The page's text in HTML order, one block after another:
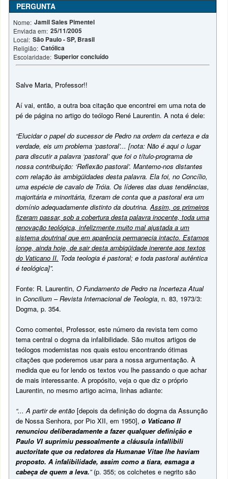
PERGUNTA
Nome: Jamil Sales Pimentel
Enviada em: 25/11/2005
Local: São Paulo - SP, Brasil
Religião: Católica
Escolaridade: Superior concluído
Salve Maria, Professor!!
Aí vai, então, a outra boa citação que encontrei em uma nota de
pé de página no artigo do teólogo René Laurentin. A nota é dele:
“Elucidar o papel do sucessor de Pedro na ordem da certeza e da
verdade, eis um problema ‘pastoral’... [nota: Não é aqui o lugar
para discutir a palavra ‘pastoral’ que foi o título-programa de
nossa contribuição: ‘Reflexão pastoral’. Mantemo-nos distantes
com relação às ambigüidades desta palavra. Ela foi, no Concílio,
uma espécie de cavalo de Tróia. Os líderes das duas tendências,
majoritária e minoritária, fizeram de conta que a pastoral era um
domínio adequadamente distinto da doutrina.Assim, os primeiros
fizeram passar, sob a cobertura desta palavra inocente, toda uma
renovação teológica, infelizmente muito mal ajustada a um
sistema doutrinal que em aparência permanecia intacto. Estamos
longe, ainda hoje, de sair desta ambigüidade inerente aos textos
do Vaticano II. Toda teologia é pastoral; e toda pastoral autêntica
é teológica]”.
Fonte: R. Laurentin,O Fundamento de Pedro na Incerteza Atual
inConcilium – Revista Internacional de Teologia, n. 83, 1973/3:
Dogma, p. 354.
Como comentei, Professor, este número da revista tem como
tema central o dogma da infalibilidade. São muitos artigos de
teólogos modernistas nos quais estou encontrando ótimas
citações que poderemos usar para a nossa argumentação. À
medida que eu for lendo os textos vou lhe passando o que achar
de mais interessante. A propósito, veja o que diz o próprio
Laurentin, no mesmo artigo acima, linhas adiante:
“... A partir de então [depois da definição do dogma da Assunção
de Nossa Senhora, por Pio XII, em 1950],o Vaticano II
renunciou deliberadamente a fazer qualquer definição e
Paulo VI suprimiu pessoalmente a cláusula infallibili
auctoritate que os redatores da Humanae Vitae lhe haviam
proposto. A infalibilidade, assim como a tiara, esmaga a
cabeça de quem a leva.”(p. 355; os colchetes e negrito são